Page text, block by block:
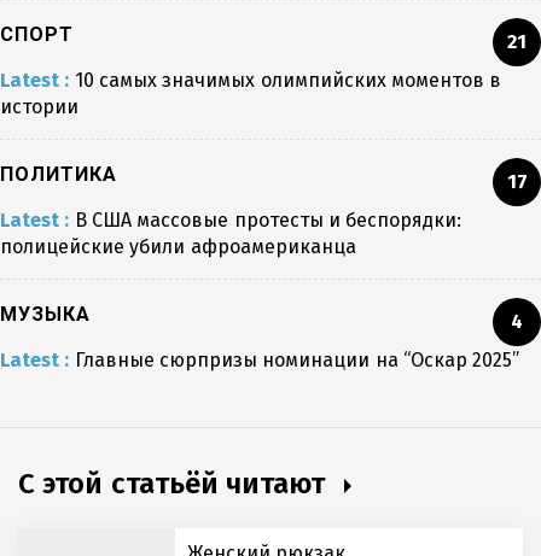
СПОРТ
21
Latest : 10 самых значимых олимпийских моментов в
истории
ПОЛИТИКА
17
Latest : В США массовые протесты и беспорядки:
полицейские убили афроамериканца
МУЗЫКА
4
Latest : Главные сюрпризы номинации на “Оскар 2025”
С этой статьёй читают